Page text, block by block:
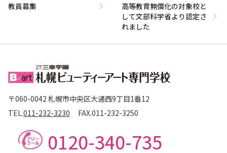
教員募集
高等教育無償化の対象校と
して文部科学省より認定さ
れました
〒060-0042 札幌市中央区大通西9丁目1番12
TEL.011-232-3230 FAX.011-232-3250
0120-340-735